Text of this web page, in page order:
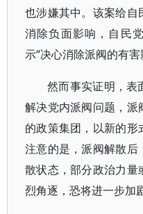
也涉嫌其中。该案给自
消除负面影响，自民
示“决心消除派阀的有害
然而事实证明，表
解决党内派阀问题，
的政策集团，以新的
注意的是，派阀解散
散状态，部分政治力量
烈角逐，恐将进一步加